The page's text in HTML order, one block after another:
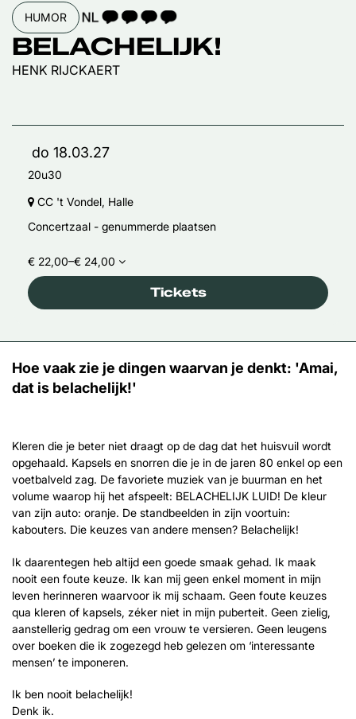
HUMOR TAALICOON 4
BELACHELIJK!
HENK RIJCKAERT
do 18.03.27
20u30
CC 't Vondel, Halle
Concertzaal - genummerde plaatsen
€ 22,00–€ 24,00
Tickets
Hoe vaak zie je dingen waarvan je denkt: 'Amai,
dat is belachelijk!'
Kleren die je beter niet draagt op de dag dat het huisvuil wordt
opgehaald. Kapsels en snorren die je in de jaren 80 enkel op een
voetbalveld zag. De favoriete muziek van je buurman en het
volume waarop hij het afspeelt: BELACHELIJK LUID! De kleur
van zijn auto: oranje. De standbeelden in zijn voortuin:
kabouters. Die keuzes van andere mensen? Belachelijk!
Ik daarentegen heb altijd een goede smaak gehad. Ik maak
nooit een foute keuze. Ik kan mij geen enkel moment in mijn
leven herinneren waarvoor ik mij schaam. Geen foute keuzes
qua kleren of kapsels, zéker niet in mijn puberteit. Geen zielig,
aanstellerig gedrag om een vrouw te versieren. Geen leugens
over boeken die ik zogezegd heb gelezen om ‘interessante
mensen’ te imponeren.
Ik ben nooit belachelijk!
Denk ik.
Inzoomen Inzoomen